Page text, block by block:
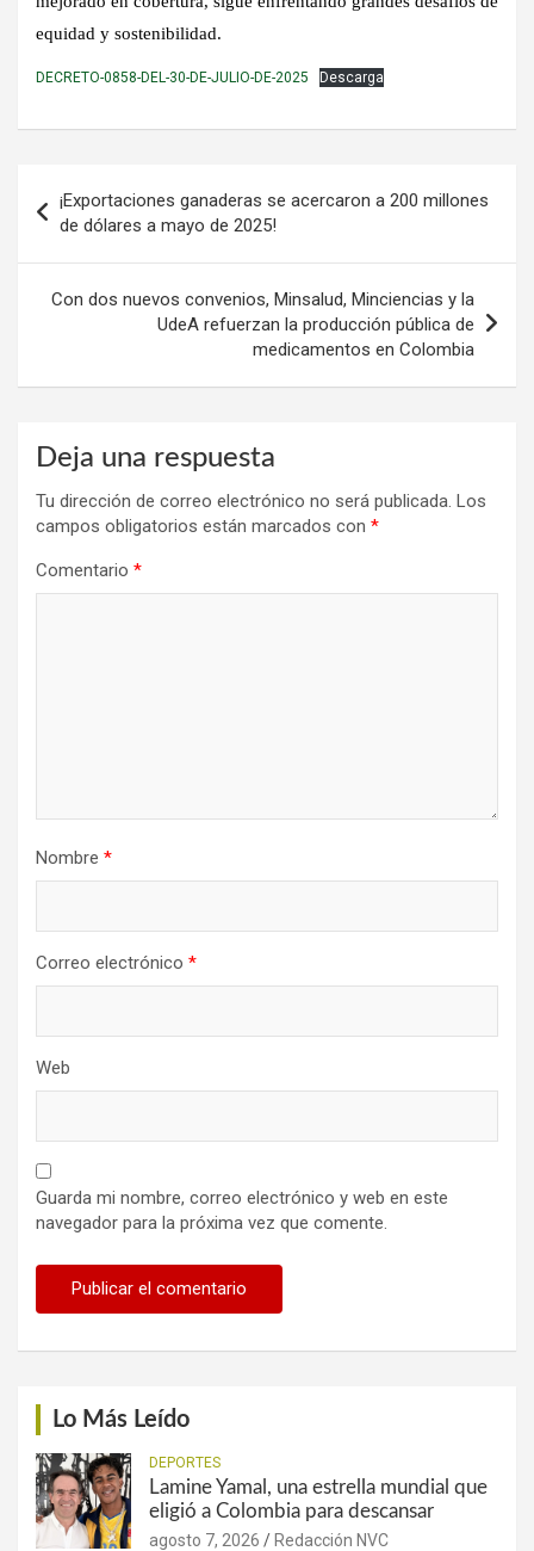
equidad y sostenibilidad.
DECRETO-0858-DEL-30-DE-JULIO-DE-2025 Descarga
de
entradas
¡Exportaciones ganaderas se acercaron a 200 millones
de dólares a mayo de 2025!
Con dos nuevos convenios, Minsalud, Minciencias y la
UdeA refuerzan la producción pública de
medicamentos en Colombia
Deja una respuesta
Tu dirección de correo electrónico no será publicada. Los
campos obligatorios están marcados con *
Comentario *
Nombre *
Correo electrónico *
Web
Guarda mi nombre, correo electrónico y web en este
navegador para la próxima vez que comente.
Lo Más Leído
DEPORTES
Lamine Yamal, una estrella mundial que
eligió a Colombia para descansar
agosto 7, 2026 Redacción NVC